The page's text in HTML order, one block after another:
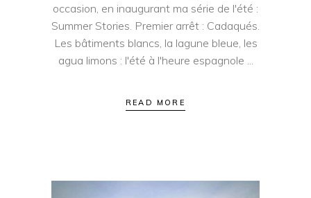
occasion, en inaugurant ma série de l'été :
Summer Stories. Premier arrêt : Cadaqués.
Les bâtiments blancs, la lagune bleue, les
agua limons : l'été à l'heure espagnole
READ MORE